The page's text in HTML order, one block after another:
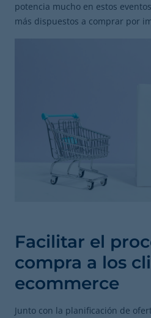
potencia mucho en estos
más dispuestos a comprar por
Facilitar el
compra a los
ecommerce
Junto con la planificación de